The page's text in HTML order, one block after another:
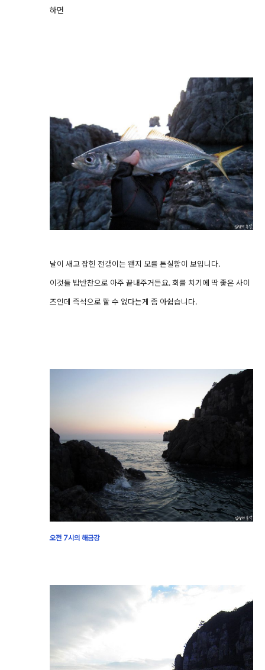
하면
날이 새고 잡힌 전갱이는 왠지 모를 튼실함이 보입니다.
이것들 밥반찬으로 아주 끝내주거든요. 회를 치기에 딱 좋은 사이
즈인데 즉석으로 할 수 없다는게 좀 아쉽습니다.
오전 7시의 해금강